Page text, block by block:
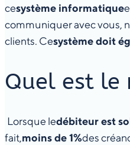
cesystème informatique
communiquer avec vous,
clients. Cesystème doit
Quel est le
Lorsque ledébiteur est
fait,moins de 1%des